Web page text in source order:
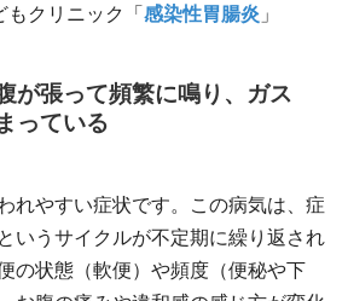
クリニック「 感染性胃腸炎 」
が張って頻繁に鳴り、ガス
っている
れやすい症状です。この病気は、症
いうサイクルが不定期に繰り返され
の状態（軟便）や頻度（便秘や下